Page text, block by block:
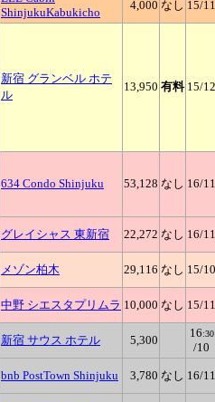
ShinjukuKabukicho
4,000 なし 15/11
新宿 グランベル ホテ
ル
13,950 有料 15/12
634 Condo Shinjuku 53,128 なし 16/11
グレイシャス 東新宿 22,272 なし 16/11
メゾン柏木 29,116 なし 15/10
中野 シエスタプリムラ 10,000 なし 15/11
新宿 サウス ホテル 5,300
16:30
/10
bnb PostTown Shinjuku 3,780 なし 16/11